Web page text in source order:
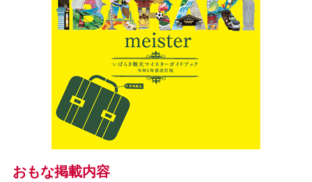
おもな掲載内容